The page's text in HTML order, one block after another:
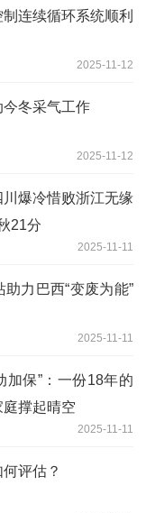
连续循环系统顺利
2025-11-12
今冬采气工作
2025-11-12
爆冷惜败浙江无缘
21分
2025-11-11
力巴西“变废为能”
2025-11-11
加保”：一份18年的
撑起晴空
2025-11-11
评估？